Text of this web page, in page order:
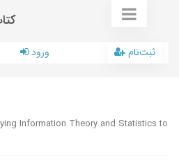
ورود ثبت‌نام
Information Theory and Statistics to